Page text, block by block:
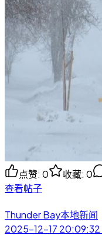
点赞: 0 收藏: 0
查看帖子
Thunder Bay本地新闻
2025-12-17 20:09:32